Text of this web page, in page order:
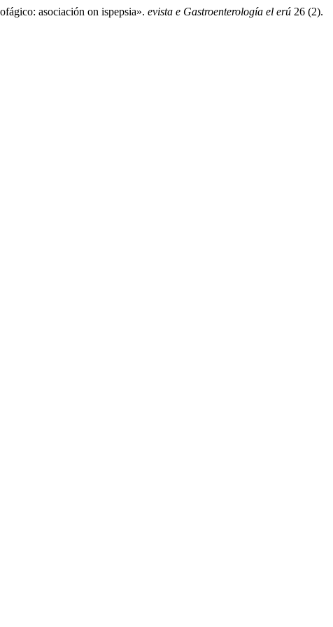
asociación on ispepsia». evista e Gastroenterología el erú 26 (2).